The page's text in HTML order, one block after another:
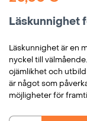
Läskunnighet
Läskunnighet är en
nyckel till
ojämlikhet och
är något som
möjligheter för